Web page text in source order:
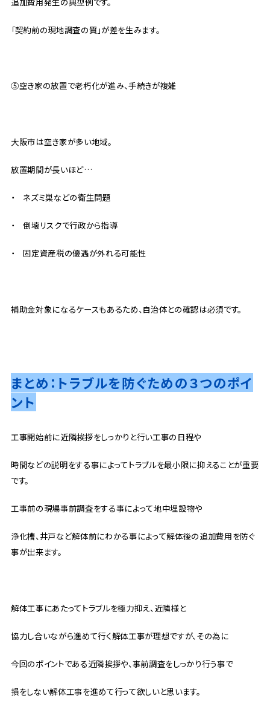
「契約前の現地調査の質」が差を生みます。
⑤空き家の放置で老朽化が進み、手続きが複雑
大阪市は空き家が多い地域。
放置期間が長いほど…
・ ネズミ巣などの衛生問題
・ 倒壊リスクで行政から指導
・ 固定資産税の優遇が外れる可能性
補助金対象になるケースもあるため、自治体との確認は必須です。
まとめ：トラブルを防ぐための３つのポイ
ント
工事開始前に近隣挨拶をしっかりと行い工事の日程や
時間などの説明をする事によってトラブルを最小限に抑えることが重要
です。
工事前の現場事前調査をする事によって地中埋設物や
浄化槽、井戸など解体前にわかる事によって解体後の追加費用を防ぐ
事が出来ます。
解体工事にあたってトラブルを極力抑え、近隣様と
協力し合いながら進めて行く解体工事が理想ですが、その為に
今回のポイントである近隣挨拶や、事前調査をしっかり行う事で
損をしない解体工事を進めて行って欲しいと思います。